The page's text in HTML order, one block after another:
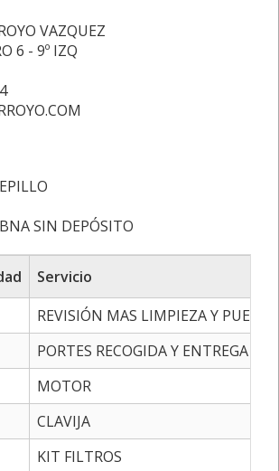
VAZQUEZ
6 - 9º IZQ
SIN DEPÓSITO
Servicio
REVISIÓN MAS LIMPIEZA Y
PORTES RECOGIDA Y ENTREGA
MOTOR
CLAVIJA
KIT FILTROS